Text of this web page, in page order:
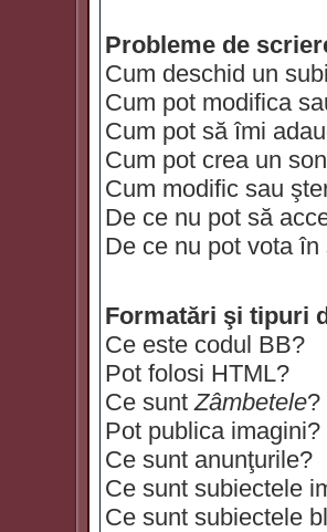
Probleme de
Cum deschid un
Cum pot modifica
Cum pot să îmi
Cum pot crea un
Cum modific sau
De ce nu pot să
De ce nu pot vota în
Formatări şi tipuri
Ce este codul BB?
Pot folosi HTML?
Ce suntZâmbetele?
Pot publica imagini?
Ce sunt anunţurile?
Ce sunt subiectele
Ce sunt subiectele